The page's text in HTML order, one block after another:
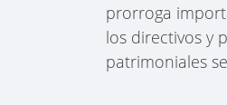
prorroga
los directivos y
patrimoniales